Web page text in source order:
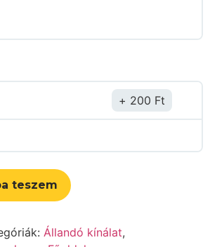
200 Ft
teszem
Állandó kínálat,